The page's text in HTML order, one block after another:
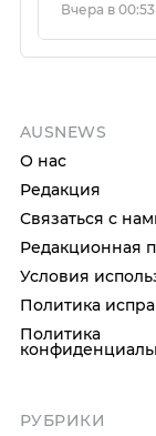
Вчера в 00:53
AUSNEWS
О нас
Редакция
Связаться с
Редакционная
Условия
Политика
Политика
РУБРИКИ